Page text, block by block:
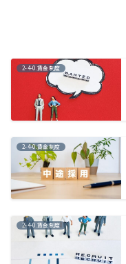
2-4-0.賃金制度
2-4-0.賃金制度
2-4-0.賃金制度